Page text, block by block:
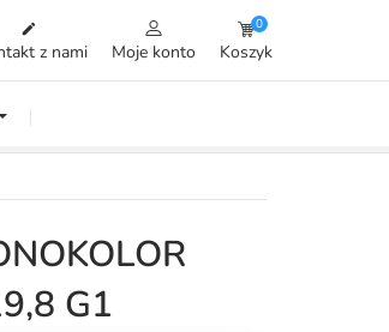

z nami Moje konto Koszyk
0
G1